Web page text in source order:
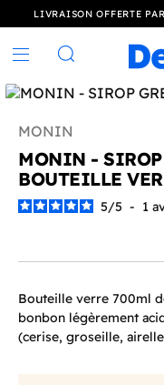
LIVRAISON OFFERTE
Rechercher
MONIN
MONIN -
BOUTEILLE
5/5 - 1
Bouteille verre 700ml
bonbon légèrement
(cerise, groseille,